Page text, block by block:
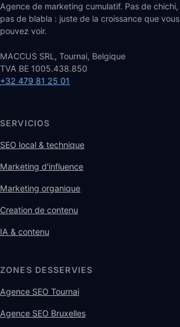
Agence de marketing cumulatif. Pas de chichi,
pas de blabla : juste de la croissance que vous
pouvez voir.
MACCUS SRL, Tournai, Belgique
TVA BE 1005.438.850
+32 479 81 25 01
SERVICIOS
SEO local & technique
Marketing d'influence
Marketing organique
Creation de contenu
IA & contenu
ZONES DESSERVIES
Agence SEO Tournai
Agence SEO Bruxelles